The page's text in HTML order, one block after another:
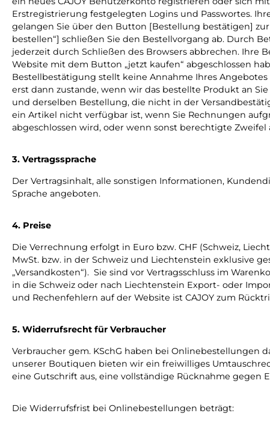
Erstregistrierung festgelegten Logins und Passwortes.
gelangen Sie über den Button [Bestellung bestätigen]
bestellen“] schließen Sie den Bestellvorgang ab. Durch
jederzeit durch Schließen des Browsers abbrechen. Ihre
Website mit dem Button „jetzt kaufen“ abgeschlossen
Bestellbestätigung stellt keine Annahme Ihres
erst dann zustande, wenn wir das bestellte Produkt an
und derselben Bestellung, die nicht in der
ein Artikel nicht verfügbar ist, wenn Sie Rechnungen
abgeschlossen wird, oder wenn sonst berechtigte
3. Vertragssprache
Der Vertragsinhalt, alle sonstigen Informationen,
Sprache angeboten.
4. Preise
Die Verrechnung erfolgt in Euro bzw. CHF (Schweiz,
MwSt. bzw. in der Schweiz und Liechtenstein exklusive
„Versandkosten“). Sie sind vor Vertragsschluss im
in die Schweiz oder nach Liechtenstein Export- oder
und Rechenfehlern auf der Website ist CAJOY zum
5. Widerrufsrecht für Verbraucher
Verbraucher gem. KSchG haben bei Onlinebestellungen
unserer Boutiquen bieten wir ein freiwilliges
eine Gutschrift aus, eine vollständige Rücknahme
Die Widerrufsfrist bei Onlinebestellungen beträgt: